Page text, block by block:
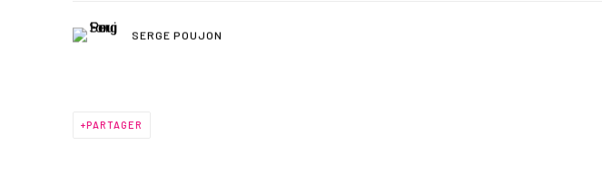
SERGE POUJON
PARTAGER